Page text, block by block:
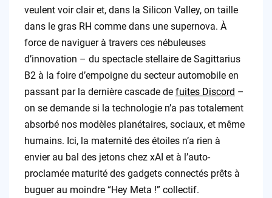
veulent voir clair et, dans la Silicon Valley, on taille
dans le gras RH comme dans une supernova. À
force de naviguer à travers ces nébuleuses
d’innovation – du spectacle stellaire de Sagittarius
B2 à la foire d’empoigne du secteur automobile en
passant par la dernière cascade de fuites Discord –
on se demande si la technologie n’a pas totalement
absorbé nos modèles planétaires, sociaux, et même
humains. Ici, la maternité des étoiles n’a rien à
envier au bal des jetons chez xAI et à l’auto-
proclamée maturité des gadgets connectés prêts à
buguer au moindre “Hey Meta !” collectif.